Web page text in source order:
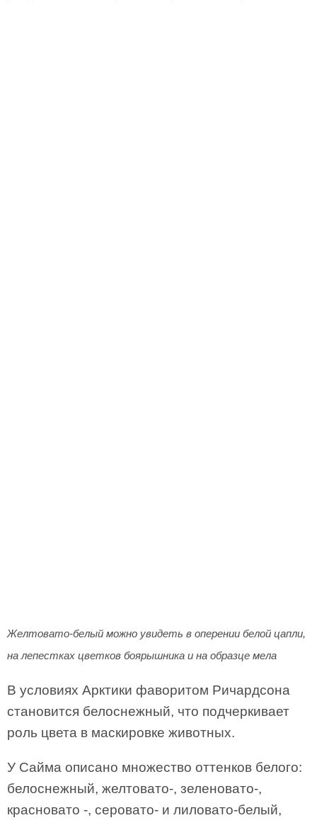
Желтовато-белый можно увидеть в оперении белой цапли,
на лепестках цветков боярышника и на образце мела
В условиях Арктики фаворитом Ричардсона
становится белоснежный, что подчеркивает
роль цвета в маскировке животных.
У Сайма описано множество оттенков белого:
белоснежный, желтовато-, зеленовато-,
красновато -, серовато- и лиловато-белый,